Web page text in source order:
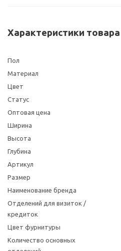
Характеристики товара
Пол
Материал
Цвет
Статус
Оптовая цена
Ширина
Высота
Глубина
Артикул
Размер
Наименование бренда
Отделений для визиток /
кредиток
Цвет фурнитуры
Количество основных